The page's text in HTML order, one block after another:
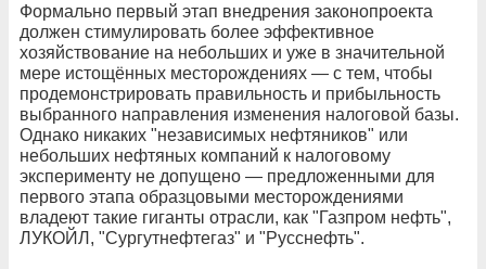
Формально первый этап внедрения законопроекта
должен стимулировать более эффективное
хозяйствование на небольших и уже в значительной
мере истощённых месторождениях — с тем, чтобы
продемонстрировать правильность и прибыльность
выбранного направления изменения налоговой базы.
Однако никаких "независимых нефтяников" или
небольших нефтяных компаний к налоговому
эксперименту не допущено — предложенными для
первого этапа образцовыми месторождениями
владеют такие гиганты отрасли, как "Газпром нефть",
ЛУКОЙЛ, "Сургутнефтегаз" и "Русснефть".